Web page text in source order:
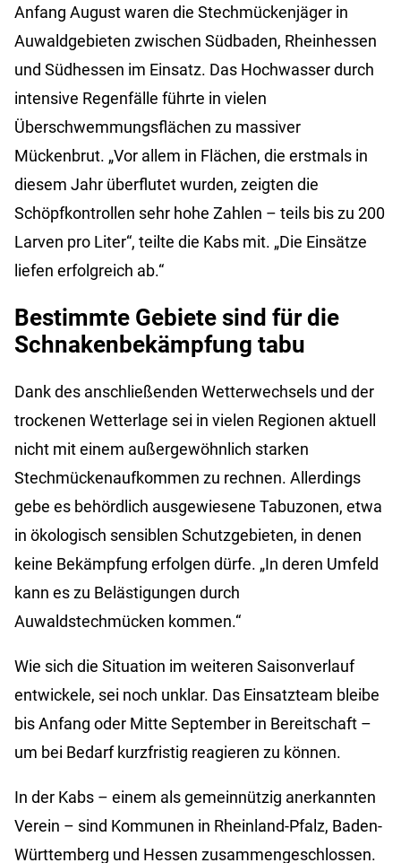
Anfang August waren die Stechmückenjäger in
Auwaldgebieten zwischen Südbaden, Rheinhessen
und Südhessen im Einsatz. Das Hochwasser durch
intensive Regenfälle führte in vielen
Überschwemmungsflächen zu massiver
Mückenbrut. „Vor allem in Flächen, die erstmals in
diesem Jahr überflutet wurden, zeigten die
Schöpfkontrollen sehr hohe Zahlen – teils bis zu 200
Larven pro Liter“, teilte die Kabs mit. „Die Einsätze
liefen erfolgreich ab.“
Bestimmte Gebiete sind für die
Schnakenbekämpfung tabu
Dank des anschließenden Wetterwechsels und der
trockenen Wetterlage sei in vielen Regionen aktuell
nicht mit einem außergewöhnlich starken
Stechmückenaufkommen zu rechnen. Allerdings
gebe es behördlich ausgewiesene Tabuzonen, etwa
in ökologisch sensiblen Schutzgebieten, in denen
keine Bekämpfung erfolgen dürfe. „In deren Umfeld
kann es zu Belästigungen durch
Auwaldstechmücken kommen.“
Wie sich die Situation im weiteren Saisonverlauf
entwickele, sei noch unklar. Das Einsatzteam bleibe
bis Anfang oder Mitte September in Bereitschaft –
um bei Bedarf kurzfristig reagieren zu können.
In der Kabs – einem als gemeinnützig anerkannten
Verein – sind Kommunen in Rheinland-Pfalz, Baden-
Württemberg und Hessen zusammengeschlossen.